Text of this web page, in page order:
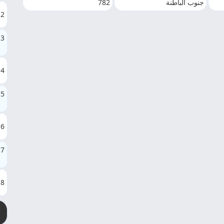
جنوب الباطنة 782
2
3
4
5
6
7
8